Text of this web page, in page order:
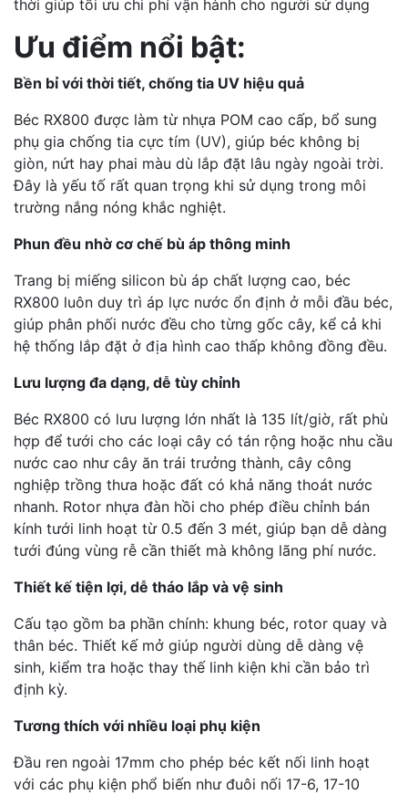
thời giúp tối ưu chi phí vận hành cho người sử dụng
Ưu điểm nổi bật:
Bền bỉ với thời tiết, chống tia UV hiệu quả
Béc RX800 được làm từ nhựa POM cao cấp, bổ sung
phụ gia chống tia cực tím (UV), giúp béc không bị
giòn, nứt hay phai màu dù lắp đặt lâu ngày ngoài trời.
Đây là yếu tố rất quan trọng khi sử dụng trong môi
trường nắng nóng khắc nghiệt.
Phun đều nhờ cơ chế bù áp thông minh
Trang bị miếng silicon bù áp chất lượng cao, béc
RX800 luôn duy trì áp lực nước ổn định ở mỗi đầu béc,
giúp phân phối nước đều cho từng gốc cây, kể cả khi
hệ thống lắp đặt ở địa hình cao thấp không đồng đều.
Lưu lượng đa dạng, dễ tùy chỉnh
Béc RX800 có lưu lượng lớn nhất là 135 lít/giờ, rất phù
hợp để tưới cho các loại cây có tán rộng hoặc nhu cầu
nước cao như cây ăn trái trưởng thành, cây công
nghiệp trồng thưa hoặc đất có khả năng thoát nước
nhanh. Rotor nhựa đàn hồi cho phép điều chỉnh bán
kính tưới linh hoạt từ 0.5 đến 3 mét, giúp bạn dễ dàng
tưới đúng vùng rễ cần thiết mà không lãng phí nước.
Thiết kế tiện lợi, dễ tháo lắp và vệ sinh
Cấu tạo gồm ba phần chính: khung béc, rotor quay và
thân béc. Thiết kế mở giúp người dùng dễ dàng vệ
sinh, kiểm tra hoặc thay thế linh kiện khi cần bảo trì
định kỳ.
Tương thích với nhiều loại phụ kiện
Đầu ren ngoài 17mm cho phép béc kết nối linh hoạt
với các phụ kiện phổ biến như đuôi nối 17-6, 17-10